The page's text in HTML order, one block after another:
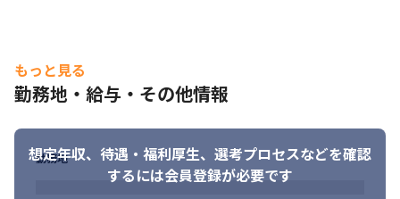
もっと見る
勤務地・給与・その他情報
想定年収、待遇・福利厚生、 選考プロセスなどを確認
するには会員登録が必要です
勤務地